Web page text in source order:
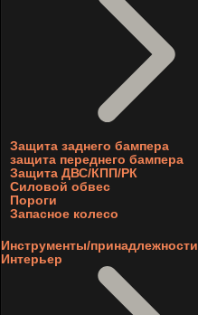
Защита заднего бампера
защита переднего бампера
Защита ДВС/КПП/РК
Силовой обвес
Пороги
Запасное колесо
Инструменты/принадлежности
Интерьер